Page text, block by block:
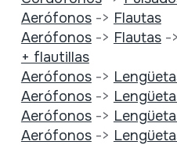
Aerófonos-> Flautas
Aerófonos-> Flautas->
+ flautillas
Aerófonos->
Aerófonos->
Aerófonos->
Aerófonos->